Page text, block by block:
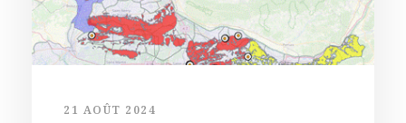
21 AOÛT 2024